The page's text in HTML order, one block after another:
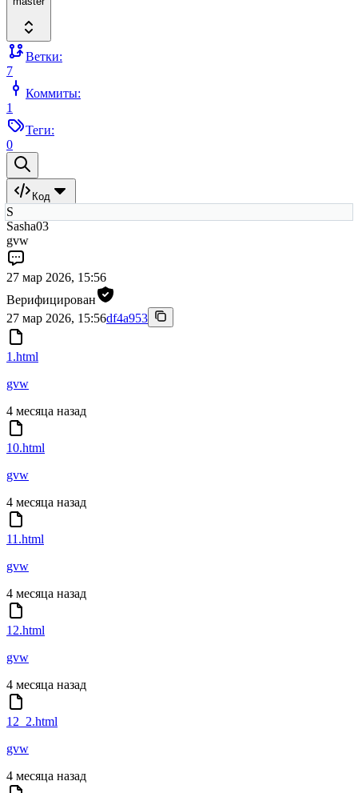
Ветки:
7
Коммиты:
1
Теги:
0
Код
S
Sasha03
gvw
27 мар 2026, 15:56
Верифицирован
27 мар 2026, 15:56df4a953
1.html
gvw
4 месяца назад
10.html
gvw
4 месяца назад
11.html
gvw
4 месяца назад
12.html
gvw
4 месяца назад
12_2.html
gvw
4 месяца назад